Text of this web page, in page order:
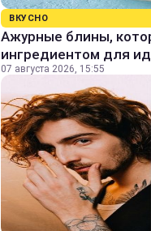
ВКУСНО
Ажурные блины,
ингредиентом для
07 августа 2026, 15:55